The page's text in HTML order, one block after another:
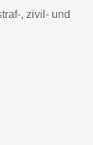
, zivil- und